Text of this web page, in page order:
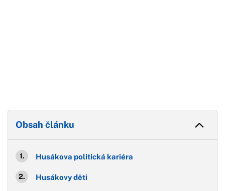
Obsah článku
Husákova politická kariéra
Husákovy děti